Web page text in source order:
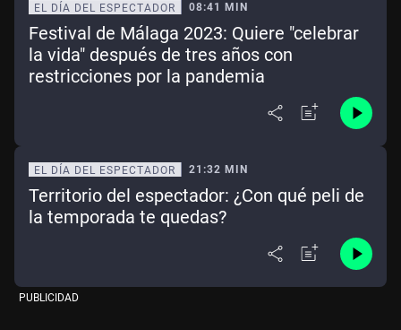
Ene Feb Mar Abr
May Jun Jul Ago
Borrar Mes actual
EL DÍA DEL ESPECTADOR 08:41 MIN
Festival de Málaga 2023: Quiere "celebrar
la vida" después de tres años con
restricciones por la pandemia
EL DÍA DEL ESPECTADOR 21:32 MIN
Territorio del espectador: ¿Con qué peli de
la temporada te quedas?
PUBLICIDAD